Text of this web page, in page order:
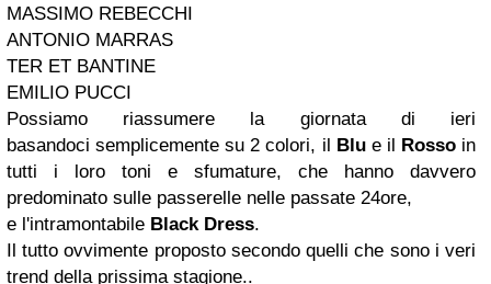
MASSIMO REBECCHI
ANTONIO MARRAS
TER ET BANTINE
EMILIO PUCCI
Possiamo riassumere la giornata di ieri
basandoci semplicemente su 2 colori, il Blu eil Rossoin
tutti i loro toni e sfumature, che hanno davvero
predominato sulle passerelle nelle passate 24ore,
e l'intramontabile Black Dress.
Il tutto ovvimente proposto secondo quelli che sono i veri
trend della prissima stagione..